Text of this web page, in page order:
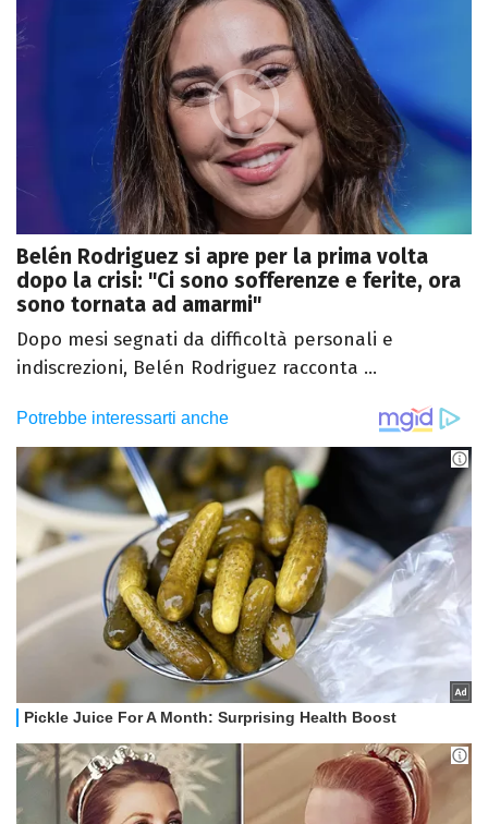
Belén Rodriguez si apre per la prima volta
dopo la crisi: "Ci sono sofferenze e ferite, ora
sono tornata ad amarmi"
Dopo mesi segnati da difficoltà personali e
indiscrezioni, Belén Rodriguez racconta ...